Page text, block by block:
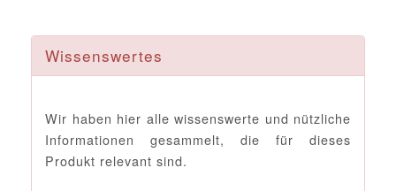
Wissenswertes
Wir haben hier alle wissenswerte und nützliche
Informationen gesammelt, die für dieses
Produkt relevant sind.